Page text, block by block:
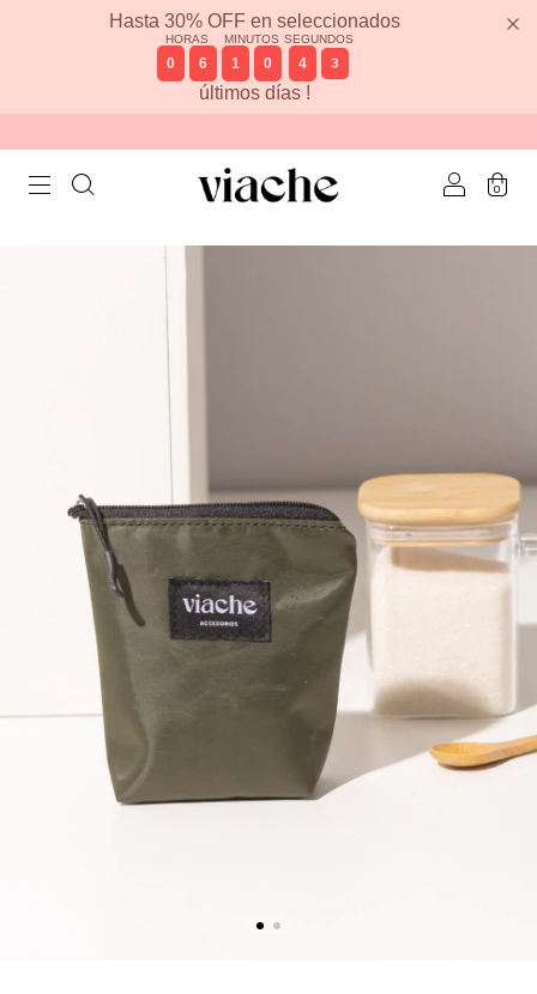
Hasta 30% OFF en seleccionados
HORAS
0 6
MINUTOS
1 0
SEGUNDOS
4 3
últimos días !
0